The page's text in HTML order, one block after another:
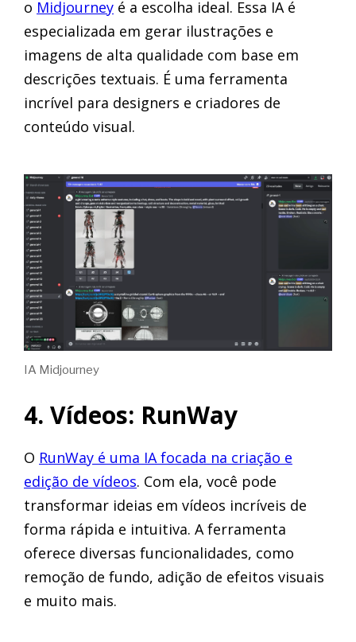
o Midjourney é a escolha ideal. Essa IA é
especializada em gerar ilustrações e
imagens de alta qualidade com base em
descrições textuais. É uma ferramenta
incrível para designers e criadores de
conteúdo visual.
IA Midjourney
4. Vídeos: RunWay
O RunWay é uma IA focada na criação e
edição de vídeos. Com ela, você pode
transformar ideias em vídeos incríveis de
forma rápida e intuitiva. A ferramenta
oferece diversas funcionalidades, como
remoção de fundo, adição de efeitos visuais
e muito mais.